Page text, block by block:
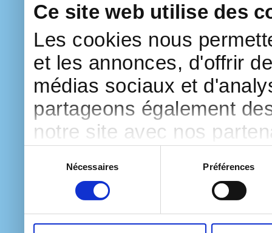
Ce site web utilise des
Les cookies nous
et les annonces, d'offrir
médias sociaux et
partageons également
notre site avec nos
d'autres informations
ont collectées lors de
consentement
Nécessaires Préférences